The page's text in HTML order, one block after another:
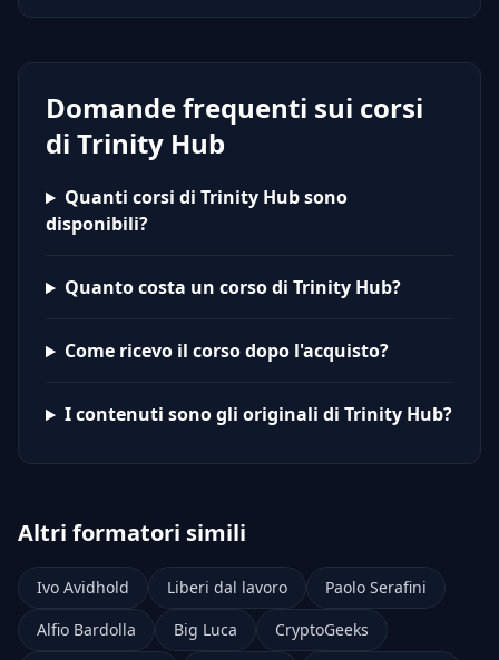
Domande frequenti sui corsi
di Trinity Hub
Quanti corsi di Trinity Hub sono
disponibili?
Quanto costa un corso di Trinity Hub?
Come ricevo il corso dopo l'acquisto?
I contenuti sono gli originali di Trinity Hub?
Altri formatori simili
Ivo Avidhold Liberi dal lavoro
Paolo Serafini
Alfio Bardolla
Big Luca
CryptoGeeks